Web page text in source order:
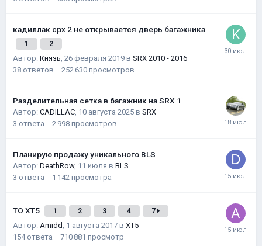
кадиллак срх 2 не открывается дверь багажника
1 2
Автор: Князь, 26 февраля 2019 в SRX 2010 - 2016
38 ответов 252 630 просмотров
Разделительная сетка в багажник на SRX 1
Автор: CADILLAC, 10 августа 2025 в SRX
3 ответа 2 998 просмотров
Планирую продажу уникального BLS
Автор: DeathRow, 11 июля в BLS
3 ответа 1 142 просмотра
ТО XT5 1 2 3 4 7
Автор: Amidd, 1 августа 2017 в XT5
154 ответа 710 881 просмотр